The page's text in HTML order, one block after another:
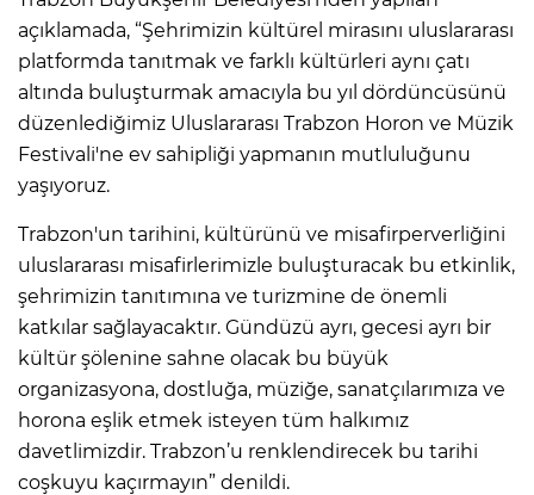
açıklamada, “Şehrimizin kültürel mirasını uluslararası
platformda tanıtmak ve farklı kültürleri aynı çatı
altında buluşturmak amacıyla bu yıl dördüncüsünü
düzenlediğimiz Uluslararası Trabzon Horon ve Müzik
Festivali'ne ev sahipliği yapmanın mutluluğunu
yaşıyoruz.
Trabzon'un tarihini, kültürünü ve misafirperverliğini
uluslararası misafirlerimizle buluşturacak bu etkinlik,
şehrimizin tanıtımına ve turizmine de önemli
katkılar sağlayacaktır. Gündüzü ayrı, gecesi ayrı bir
kültür şölenine sahne olacak bu büyük
organizasyona, dostluğa, müziğe, sanatçılarımıza ve
horona eşlik etmek isteyen tüm halkımız
davetlimizdir. Trabzon’u renklendirecek bu tarihi
coşkuyu kaçırmayın” denildi.